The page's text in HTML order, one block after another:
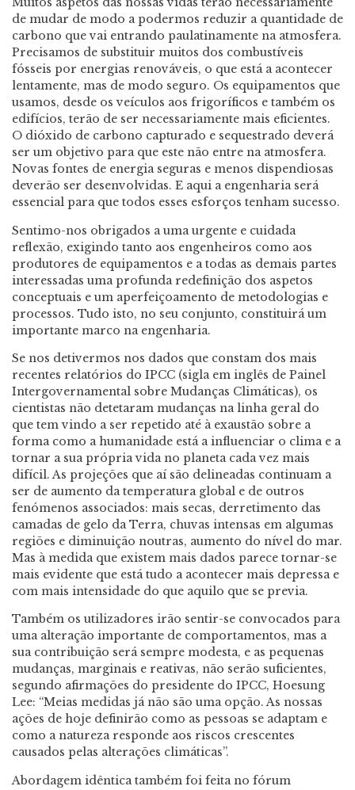
de mudar de modo a podermos reduzir a quantidade de
carbono que vai entrando paulatinamente na atmosfera.
Precisamos de substituir muitos dos combustíveis
fósseis por energias renováveis, o que está a acontecer
lentamente, mas de modo seguro. Os equipamentos que
usamos, desde os veículos aos frigoríficos e também os
edifícios, terão de ser necessariamente mais eficientes.
O dióxido de carbono capturado e sequestrado deverá
ser um objetivo para que este não entre na atmosfera.
Novas fontes de energia seguras e menos dispendiosas
deverão ser desenvolvidas. E aqui a engenharia será
essencial para que todos esses esforços tenham sucesso.
Sentimo-nos obrigados a uma urgente e cuidada
reflexão, exigindo tanto aos engenheiros como aos
produtores de equipamentos e a todas as demais partes
interessadas uma profunda redefinição dos aspetos
conceptuais e um aperfeiçoamento de metodologias e
processos. Tudo isto, no seu conjunto, constituirá um
importante marco na engenharia.
Se nos detivermos nos dados que constam dos mais
recentes relatórios do IPCC (sigla em inglês de Painel
Intergovernamental sobre Mudanças Climáticas), os
cientistas não detetaram mudanças na linha geral do
que tem vindo a ser repetido até à exaustão sobre a
forma como a humanidade está a influenciar o clima e a
tornar a sua própria vida no planeta cada vez mais
difícil. As projeções que aí são delineadas continuam a
ser de aumento da temperatura global e de outros
fenómenos associados: mais secas, derretimento das
camadas de gelo da Terra, chuvas intensas em algumas
regiões e diminuição noutras, aumento do nível do mar.
Mas à medida que existem mais dados parece tornar-se
mais evidente que está tudo a acontecer mais depressa e
com mais intensidade do que aquilo que se previa.
Também os utilizadores irão sentir-se convocados para
uma alteração importante de comportamentos, mas a
sua contribuição será sempre modesta, e as pequenas
mudanças, marginais e reativas, não serão suficientes,
segundo afirmações do presidente do IPCC, Hoesung
Lee: “Meias medidas já não são uma opção. As nossas
ações de hoje definirão como as pessoas se adaptam e
como a natureza responde aos riscos crescentes
causados pelas alterações climáticas”.
Abordagem idêntica também foi feita no fórum